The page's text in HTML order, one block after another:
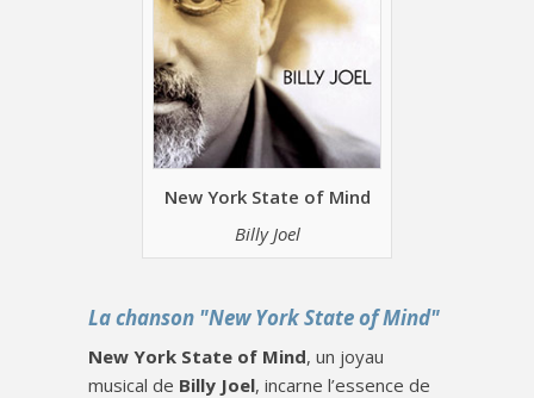
New York State of Mind
Billy Joel
La chanson "New York State of Mind"
New York State of Mind, un joyau
musical de Billy Joel, incarne l’essence de